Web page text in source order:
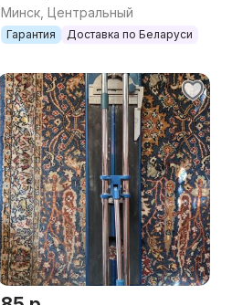
арт.TCC1200
Минск, Центральный
Гарантия Доставка по Беларуси